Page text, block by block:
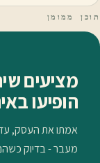
תוכן ממומן
מציעים
הופיעו
אמתו את העסק,
מעבר - בדיוק